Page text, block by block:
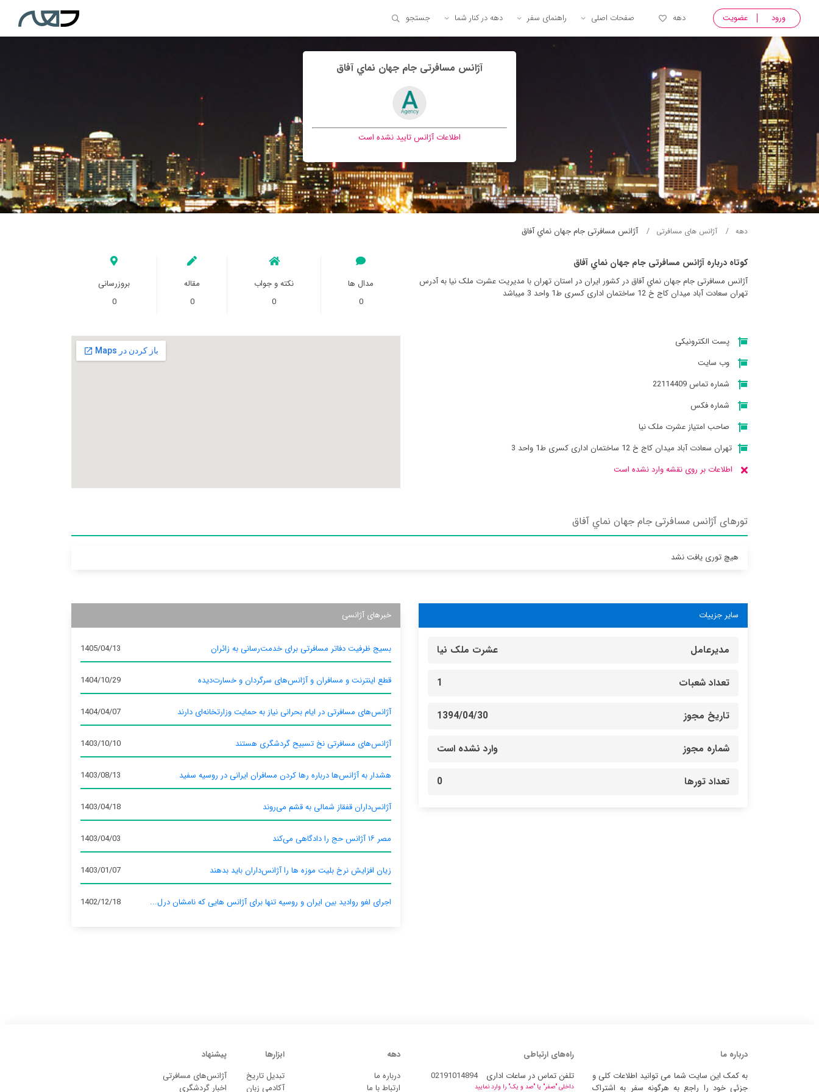
ورود عضویت دهه صفحات اصلی راهنمای سفر دهه در کنار شما جستجو
آژانس مسافرتی جام جهان نماي آفاق
اطلاعات آژانس تایید نشده است
دهه آژانس های مسافرتی آژانس مسافرتی جام جهان نماي آفاق
کوتاه درباره آژانس مسافرتی جام جهان نماي آفاق
آژانس مسافرتی جام جهان نماي آفاق در کشور ایران در استان تهران با مدیریت عشرت ملک نیا به آدرس
تهران سعادت آباد میدان کاج خ 12 ساختمان اداری کسری ط1 واحد 3 میباشد
مدال ها
0
نکته و جواب
0
مقاله
0
بروزرسانی
0
پست الکترونیکی
وب سایت
شماره تماس 22114409
شماره فکس
صاحب امتیاز عشرت ملک نیا
تهران سعادت آباد میدان کاج خ 12 ساختمان اداری کسری ط1 واحد 3
اطلاعات بر روی نقشه وارد نشده است
تورهای آژانس مسافرتی جام جهان نماي آفاق
هیچ توری یافت نشد
سایر جزییات
مدیرعامل عشرت ملک نیا
تعداد شعبات 1
تاریخ مجوز 1394/04/30
شماره مجوز وارد نشده است
تعداد تورها 0
خبرهای آژانسی
بسیج ظرفیت دفاتر مسافرتی برای خدمت‌رسانی به زائران 1405/04/13
قطع اینترنت و مسافران و آژانس‌های سرگردان و خسارت‌دیده 1404/10/29
آژانس‌های مسافرتی در ایام بحرانی نیاز به حمایت وزارتخانه‌ای دارند 1404/04/07
آژانس‌های مسافرتی نخ تسبیح گردشگری هستند 1403/10/10
هشدار به آژانس‌ها درباره رها کردن مسافران ایرانی در روسیه سفید 1403/08/13
آژانس‌داران قفقاز شمالی به قشم می‌روند 1403/04/18
مصر ۱۶ آژانس حج را دادگاهی می‌کند 1403/04/03
زیان افزایش نرخ بلیت موزه ها را آژانس‌داران باید بدهند 1403/01/07
اجرای لغو روادید بین ایران و روسیه تنها برای آژانس‌ هایی که نامشان درل... 1402/12/18
درباره ما
به کمک این سایت شما می توانید اطلاعات کلی و
جزئی خود را راجع به هرگونه سفر به اشتراک
راه‌های ارتباطی
تلفن تماس در ساعات اداری
02191014894
داخلی "صفر" یا "صد و یک" را وارد نمایید
دهه
درباره ما
ارتباط با ما
ابزارها
تبدیل تاریخ
آکادمی زبان
پیشنهاد
آژانس‌های مسافرتی
اخبار گردشگری